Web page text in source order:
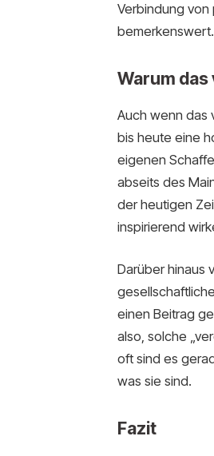
Verbindung von
bemerkenswert.
Warum
Auch wenn das
bis heute eine
eigenen
abseits des
der heutigen
inspirierend
Darüber hinaus
einen Beitrag
also, solche
oft sind es
was sie sind.
Fazit